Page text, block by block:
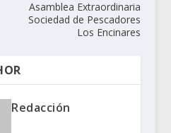
Asamblea Extraordinaria
Sociedad de Pescadores
Los Encinares
Redacción